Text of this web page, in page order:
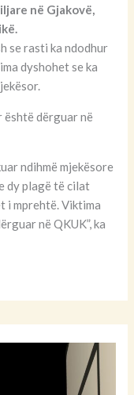
në Gjakovë,
se rasti ka ndodhur
dyshohet se ka
është dërguar në
ndihmë mjekësore
dy plagë të cilat
i mprehtë. Viktima
në QKUK”, ka